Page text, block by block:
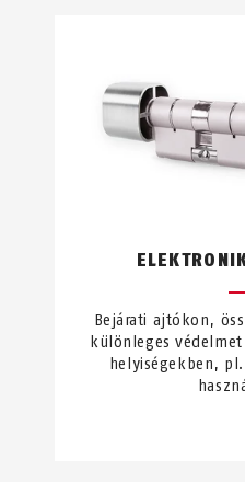
Bejárati ajtókon,
különleges
helyiségekben,